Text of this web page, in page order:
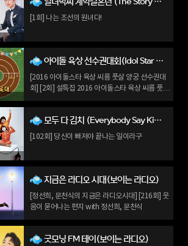
[1회] 나는 조선의 원녀다!
아이돌 육상 선수권대회(Idol Star Athletics Championship)
[2016 아이돌스타 육상 씨름 풋살 양궁 선수권대
회] [2회] 설특집 2016 아이돌스타 육상 씨름 풋살
양궁 선수권대회 2부
모두 다 김치 (Everybody Say Kimchi)
[102회] 당신이 빠져야 끝나는 일이라구
지금은 라디오 시대(보이는 라디오)
[정선희, 문천식의 지금은 라디오시대] [216회] 웃
음이 묻어나는 편지 with 정선희, 문천식
굿모닝 FM 테이(보이는 라디오)